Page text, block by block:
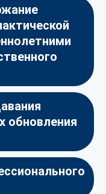
обновления